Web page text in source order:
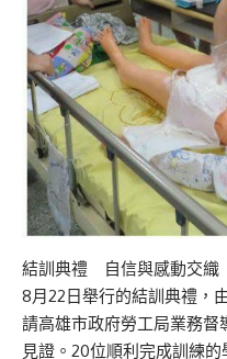
結訓典禮 自信與感動交織
8月22日舉行的結訓典禮，
請高雄市政府勞工局業務督
見證。20位順利完成訓練